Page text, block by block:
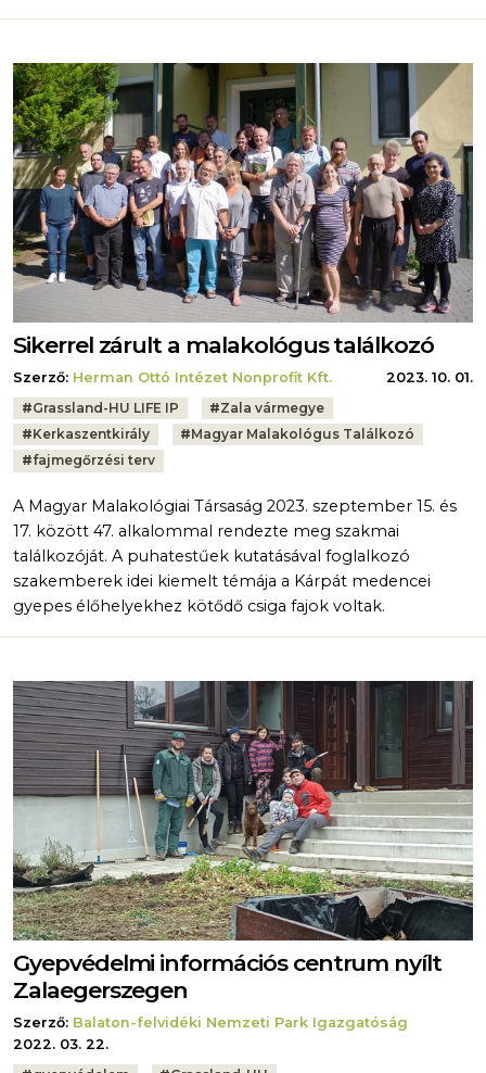
Sikerrel zárult a malakológus találkozó
Szerző: Herman Ottó Intézet Nonprofit Kft.
2023. 10. 01.
Tags:
#Grassland-HU LIFE IP #Zala vármegye
#Kerkaszentkirály #Magyar Malakológus Találkozó
#fajmegőrzési terv
A Magyar Malakológiai Társaság 2023. szeptember 15. és
17. között 47. alkalommal rendezte meg szakmai
találkozóját. A puhatestűek kutatásával foglalkozó
szakemberek idei kiemelt témája a Kárpát medencei
gyepes élőhelyekhez kötődő csiga fajok voltak.
Gyepvédelmi információs centrum nyílt
Zalaegerszegen
Szerző: Balaton-felvidéki Nemzeti Park Igazgatóság
2022. 03. 22.